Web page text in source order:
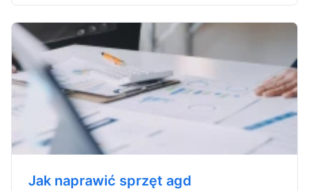
Jak naprawić sprzęt agd